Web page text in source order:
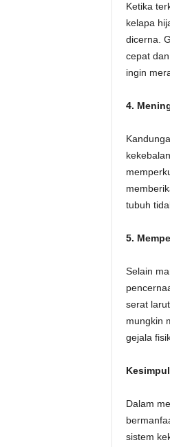
Ketika
kelapa
dicerna.
cepat
ingin
4.
tubuh
5.
Selain
serat
mungkin
gejala
Dalam
sistem